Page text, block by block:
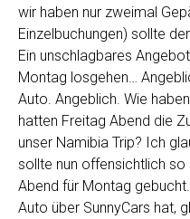
wir haben nur zweimal
Einzelbuchungen) sollte
Ein unschlagbares
Montag losgehen…
Auto. Angeblich. Wie
hatten Freitag Abend die
unser Namibia Trip? Ich
sollte nun offensichtlich so
Abend für Montag
Auto über SunnyCars hat,